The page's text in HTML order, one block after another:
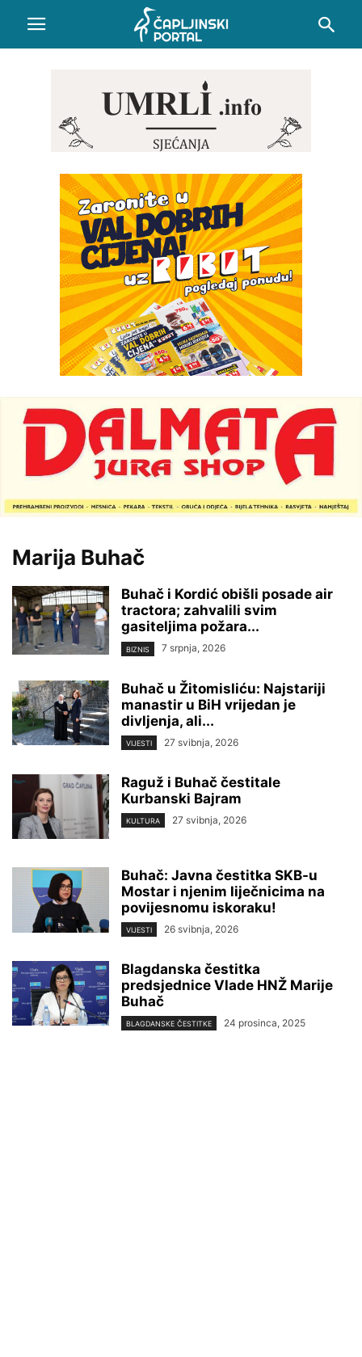
Marija Buhač
Buhač i Kordić obišli posade air
tractora; zahvalili svim
gasiteljima požara...
BIZNIS 7 srpnja, 2026
Buhač u Žitomisliću: Najstariji
manastir u BiH vrijedan je
divljenja, ali...
VIJESTI 27 svibnja, 2026
Raguž i Buhač čestitale
Kurbanski Bajram
KULTURA 27 svibnja, 2026
Buhač: Javna čestitka SKB-u
Mostar i njenim liječnicima na
povijesnomu iskoraku!
VIJESTI 26 svibnja, 2026
Blagdanska čestitka
predsjednice Vlade HNŽ Marije
Buhač
BLAGDANSKE ČESTITKE 24 prosinca, 2025